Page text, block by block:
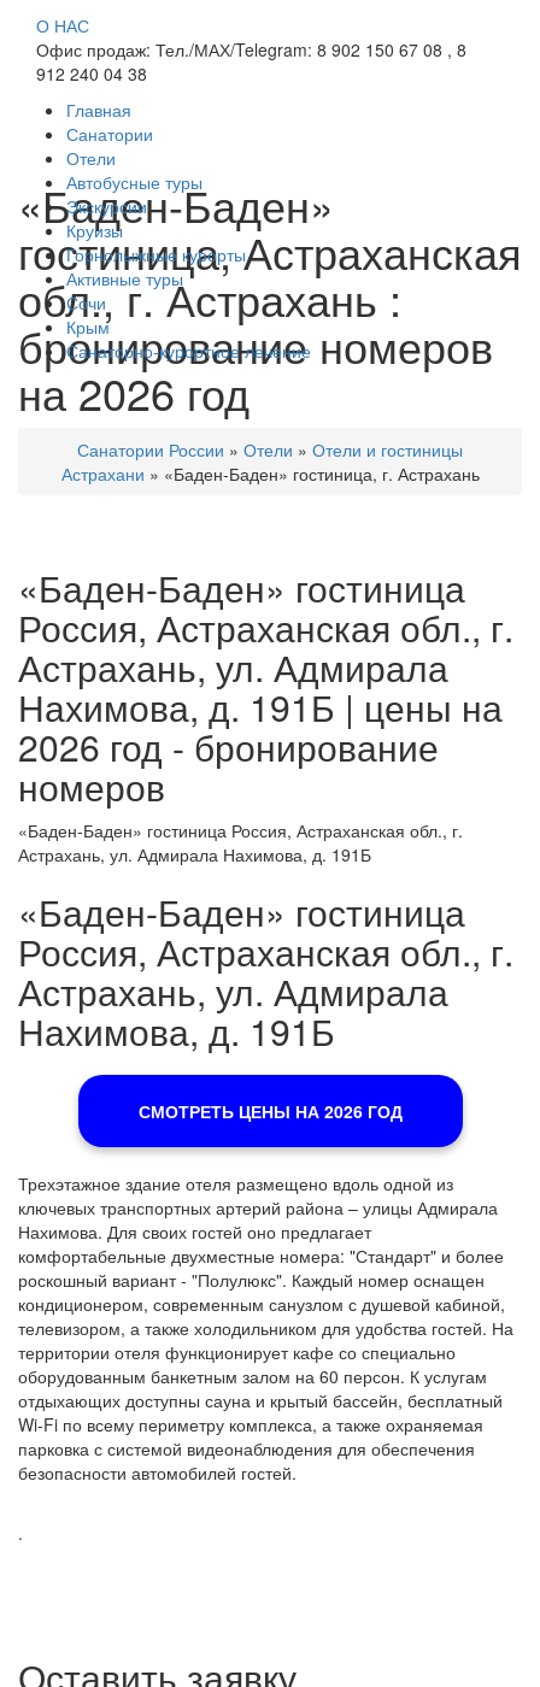
О НАС
Офис продаж: Тел./МАХ/Telegram: 8 902 150 67 08 , 8
912 240 04 38
Главная
Санатории
Отели
Автобусные туры
Экскурсии
Круизы
Горнолыжные курорты
Активные туры
Сочи
Крым
Санаторно-курортное лечение
«Баден-Баден»
гостиница, Астраханская
обл., г. Астрахань :
бронирование номеров
на 2026 год
Санатории России » Отели » Отели и гостиницы
Астрахани » «Баден-Баден» гостиница, г. Астрахань
«Баден-Баден» гостиница
Россия, Астраханская обл., г.
Астрахань, ул. Адмирала
Нахимова, д. 191Б | цены на
2026 год - бронирование
номеров
«Баден-Баден» гостиница Россия, Астраханская обл., г.
Астрахань, ул. Адмирала Нахимова, д. 191Б
«Баден-Баден» гостиница
Россия, Астраханская обл., г.
Астрахань, ул. Адмирала
Нахимова, д. 191Б
СМОТРЕТЬ ЦЕНЫ НА 2026 ГОД
Трехэтажное здание отеля размещено вдоль одной из
ключевых транспортных артерий района – улицы Адмирала
Нахимова. Для своих гостей оно предлагает
комфортабельные двухместные номера: "Стандарт" и более
роскошный вариант - "Полулюкс". Каждый номер оснащен
кондиционером, современным санузлом с душевой кабиной,
телевизором, а также холодильником для удобства гостей. На
территории отеля функционирует кафе со специально
оборудованным банкетным залом на 60 персон. К услугам
отдыхающих доступны сауна и крытый бассейн, бесплатный
Wi-Fi по всему периметру комплекса, а также охраняемая
парковка с системой видеонаблюдения для обеспечения
безопасности автомобилей гостей.
.